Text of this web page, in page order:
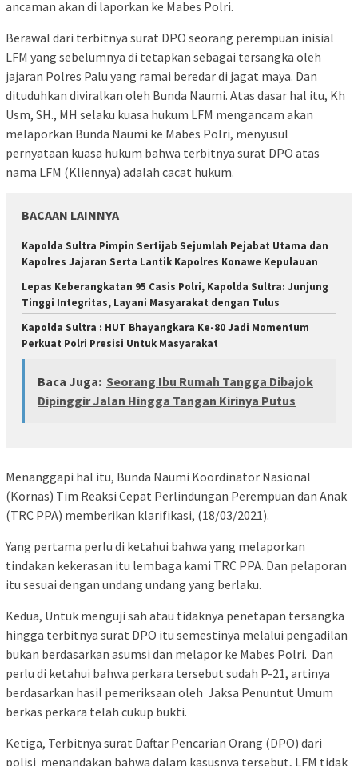
ancaman akan di laporkan ke Mabes Polri.
Berawal dari terbitnya surat DPO seorang perempuan inisial
LFM yang sebelumnya di tetapkan sebagai tersangka oleh
jajaran Polres Palu yang ramai beredar di jagat maya. Dan
dituduhkan diviralkan oleh Bunda Naumi. Atas dasar hal itu, Kh
Usm, SH., MH selaku kuasa hukum LFM mengancam akan
melaporkan Bunda Naumi ke Mabes Polri, menyusul
pernyataan kuasa hukum bahwa terbitnya surat DPO atas
nama LFM (Kliennya) adalah cacat hukum.
BACAAN LAINNYA
Kapolda Sultra Pimpin Sertijab Sejumlah Pejabat Utama dan
Kapolres Jajaran Serta Lantik Kapolres Konawe Kepulauan
Lepas Keberangkatan 95 Casis Polri, Kapolda Sultra: Junjung
Tinggi Integritas, Layani Masyarakat dengan Tulus
Kapolda Sultra : HUT Bhayangkara Ke-80 Jadi Momentum
Perkuat Polri Presisi Untuk Masyarakat
Baca Juga: Seorang Ibu Rumah Tangga Dibajok
Dipinggir Jalan Hingga Tangan Kirinya Putus
Menanggapi hal itu, Bunda Naumi Koordinator Nasional
(Kornas) Tim Reaksi Cepat Perlindungan Perempuan dan Anak
(TRC PPA) memberikan klarifikasi, (18/03/2021).
Yang pertama perlu di ketahui bahwa yang melaporkan
tindakan kekerasan itu lembaga kami TRC PPA. Dan pelaporan
itu sesuai dengan undang undang yang berlaku.
Kedua, Untuk menguji sah atau tidaknya penetapan tersangka
hingga terbitnya surat DPO itu semestinya melalui pengadilan
bukan berdasarkan asumsi dan melapor ke Mabes Polri. Dan
perlu di ketahui bahwa perkara tersebut sudah P-21, artinya
berdasarkan hasil pemeriksaan oleh Jaksa Penuntut Umum
berkas perkara telah cukup bukti.
Ketiga, Terbitnya surat Daftar Pencarian Orang (DPO) dari
polisi menandakan bahwa dalam kasusnya tersebut, LFM tidak